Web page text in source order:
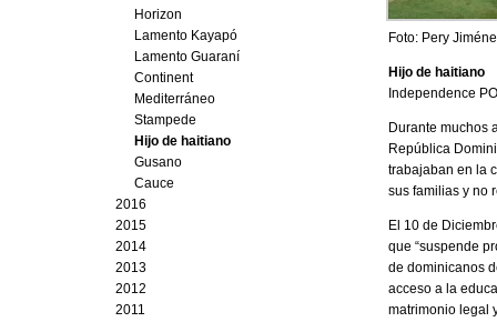
Foto: Pery
Hijo de haitiano
Independence
Durante muchos
República
trabajaban en la
sus familias y no
El 10 de
que “suspende
de dominicanos
acceso a la
matrimonio legal
Horizon
Lamento Kayapó
Lamento Guaraní
Continent
Mediterráneo
Stampede
Hijo de haitiano
Gusano
Cauce
2016
2015
2014
2013
2012
2011